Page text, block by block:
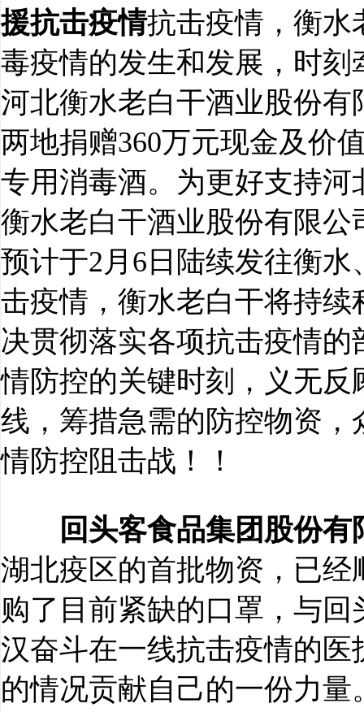
援抗击疫情抗击疫情，衡水
毒疫情的发生和发展，时
河北衡水老白干酒业股份
两地捐赠360万元现金及价
专用消毒酒。为更好支持
衡水老白干酒业股份有限
预计于2月6日陆续发往衡
击疫情，衡水老白干将持
决贯彻落实各项抗击疫情
情防控的关键时刻，义无
线，筹措急需的防控物资
情防控阻击战！！
回头客食品集团股份有
湖北疫区的首批物资，已
购了目前紧缺的口罩，与
汉奋斗在一线抗击疫情的
的情况贡献自己的一份力量